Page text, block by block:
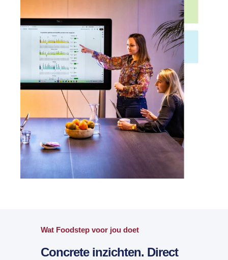
Wat Foodstep voor jou doet
Concrete inzichten. Direct